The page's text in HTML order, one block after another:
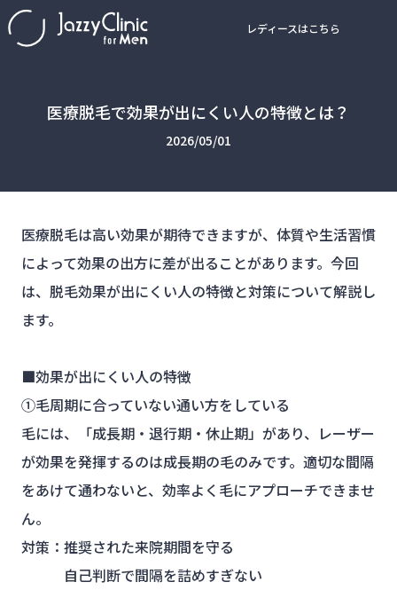
レディースはこちら
医療脱毛で効果が出にくい人の特徴とは？
2026/05/01
医療脱毛は高い効果が期待できますが、体質や生活習慣
によって効果の出方に差が出ることがあります。今回
は、脱毛効果が出にくい人の特徴と対策について解説し
ます。
■効果が出にくい人の特徴
①毛周期に合っていない通い方をしている
毛には、「成長期・退行期・休止期」があり、レーザー
が効果を発揮するのは成長期の毛のみです。適切な間隔
をあけて通わないと、効率よく毛にアプローチできませ
ん。
対策：推奨された来院期間を守る
自己判断で間隔を詰めすぎない